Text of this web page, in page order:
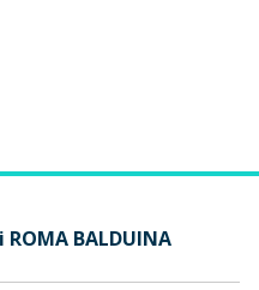
BALDUINA